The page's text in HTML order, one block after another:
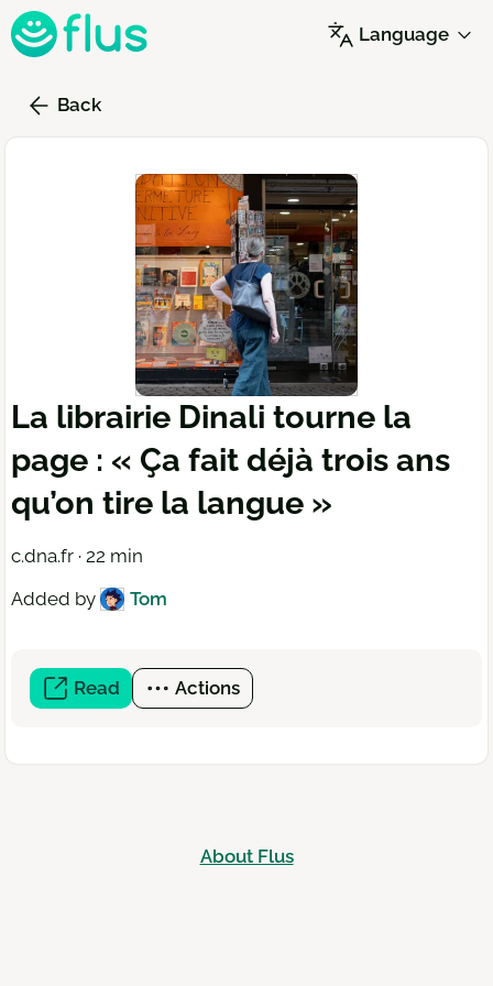
Skip
to
content
Language
Back
La librairie Dinali tourne la
page : « Ça fait déjà trois ans
qu’on tire la langue »
c.dna.fr · 22 min
Added by
Tom
Read (open
a
window)
Actions
About Flus